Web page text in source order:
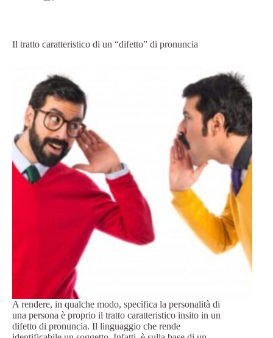
Il tratto caratteristico di un “difetto” di pronuncia
A rendere, in qualche modo, specifica la personalità di
una persona è proprio il tratto caratteristico insito in un
difetto di pronuncia. Il linguaggio che rende